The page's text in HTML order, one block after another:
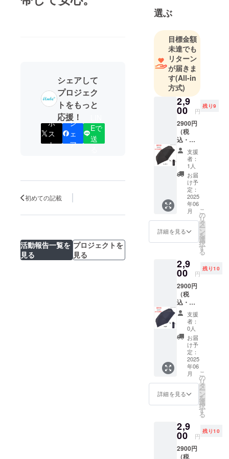
シェアして
プロジェク
トをもっと
応援！
ポ
ス
ト
シ
ェ
ア
Eで
送
初めての記載
活動報告一覧を
見る
プロジェクトを
見る
新しい構造
ドファン
ディングを
活用し多く
の方に知っ
て頂き、ご
支援頂ける
よう頑張っ
て参りま
選ぶ
目標金額
未達でも
リターン
が届きま
す(All-in
方式)
2,9
00 円
残り9
2900円
（税
込・発
送費
込） 残
り：10
人まで
【快滴
DRY】
コンパ
クト5段
式無地
ミニ
超早割
24%OF
F ブ
ク 1本
(共袋付
き)自社
EC販売
予定価
格：
3,850円
(税込・
配送料
込)・品
質タグ
付き 生
地の組
成 ポ
リエス
テル
100％
原産
国
中国
【販売
支援
者：
1人
お届
け予
定：
2025
年06
月
詳細を見る
こ
の
リ
タ
ー
ン
を
選
択
す
る
2,9
00 円
残り10
2900円
（税
込・発
送費
込） 残
り：10
人まで
【快滴
DRY】
コンパ
クト5段
式無地
ミニ
超早割
24%OF
F
ビー 1
本 (共袋
付き)自
社EC販
支援
者：
0人
お届
け予
定：
2025
年06
月
詳細を見る
こ
の
リ
タ
ー
ン
を
選
択
す
る
2,9
00 円
残り10
2900円
（税